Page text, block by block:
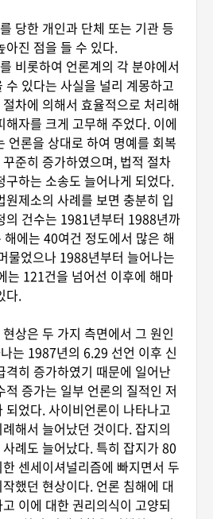
당한 개인과 단체 또는 기관 등
아진 점을 들 수 있다.
비롯하여 언론계의 각 분야에서
수 있다는 사실을 널리 계몽하고
차에 의해서 효율적으로 처리해
자를 크게 고무해 주었다. 이에
언론을 상대로 하여 명예를 회복
준히 증가하였으며, 법적 절차
구하는 소송도 늘어나게 되었다.
원제소의 사례를 보면 충분히 입
의 건수는 1981년부터 1988년까
에는 40여건 정도에서 많은 해
물었으나 1988년부터 늘어나는
는 121건을 넘어선 이후에 해마
다.
상은 두 가지 측면에서 그 원인
는 1987년의 6.29 선언 이후 신
격히 증가하였기 때문에 일어난
적 증가는 일부 언론의 질적인 저
되었다. 사이비언론이 나타나고
해서 늘어났던 것이다. 잡지의
례도 늘어났다. 특히 잡지가 80
센세이셔널리즘에 빠지면서 두
했던 현상이다. 언론 침해에 대
이에 대한 권리의식이 고양되